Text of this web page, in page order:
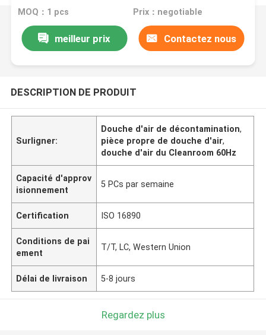
porte rapide de roulement
MOQ：1 pcs Prix：negotiable
meilleur prix Contactez nous
DESCRIPTION DE PRODUIT
Surligner:
Douche d'air de décontamination,
pièce propre de douche d'air,
douche d'air du Cleanroom 60Hz
Capacité d'approv
isionnement
5 PCs par semaine
Certification ISO 16890
Conditions de pai
ement
T/T, LC, Western Union
Délai de livraison 5-8 jours
Regardez plus